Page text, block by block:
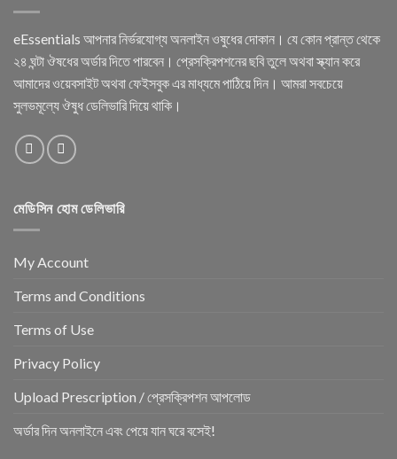
eEssentials আপনার নির্ভরযোগ্য অনলাইন ওষুধের দোকান। যে কোন প্রান্ত থেকে
২৪ ঘন্টা ঔষধের অর্ডার দিতে পারবেন। প্রেসক্রিপশনের ছবি তুলে অথবা স্ক্যান করে
আমাদের ওয়েবসাইট অথবা ফেইসবুক এর মাধ্যমে পাঠিয়ে দিন। আমরা সবচেয়ে
সুলভমূল্যে ঔষুধ ডেলিভারি দিয়ে থাকি।
মেডিসিন হোম ডেলিভারি
My Account
Terms and Conditions
Terms of Use
Privacy Policy
Upload Prescription / প্রেসক্রিপশন আপলোড
অর্ডার দিন অনলাইনে এবং পেয়ে যান ঘরে বসেই!